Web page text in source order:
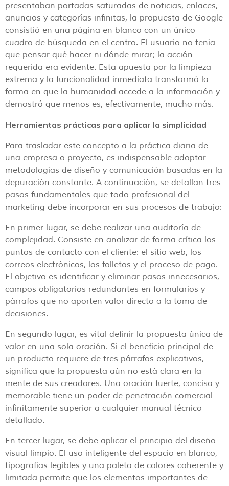
presentaban portadas saturadas de noticias, enlaces,
anuncios y categorías infinitas, la propuesta de Google
consistió en una página en blanco con un único
cuadro de búsqueda en el centro. El usuario no tenía
que pensar qué hacer ni dónde mirar; la acción
requerida era evidente. Esta apuesta por la limpieza
extrema y la funcionalidad inmediata transformó la
forma en que la humanidad accede a la información y
demostró que menos es, efectivamente, mucho más.
Herramientas prácticas para aplicar la simplicidad
Para trasladar este concepto a la práctica diaria de
una empresa o proyecto, es indispensable adoptar
metodologías de diseño y comunicación basadas en la
depuración constante. A continuación, se detallan tres
pasos fundamentales que todo profesional del
marketing debe incorporar en sus procesos de trabajo:
En primer lugar, se debe realizar una auditoría de
complejidad. Consiste en analizar de forma crítica los
puntos de contacto con el cliente: el sitio web, los
correos electrónicos, los folletos y el proceso de pago.
El objetivo es identificar y eliminar pasos innecesarios,
campos obligatorios redundantes en formularios y
párrafos que no aporten valor directo a la toma de
decisiones.
En segundo lugar, es vital definir la propuesta única de
valor en una sola oración. Si el beneficio principal de
un producto requiere de tres párrafos explicativos,
significa que la propuesta aún no está clara en la
mente de sus creadores. Una oración fuerte, concisa y
memorable tiene un poder de penetración comercial
infinitamente superior a cualquier manual técnico
detallado.
En tercer lugar, se debe aplicar el principio del diseño
visual limpio. El uso inteligente del espacio en blanco,
tipografías legibles y una paleta de colores coherente y
limitada permite que los elementos importantes de